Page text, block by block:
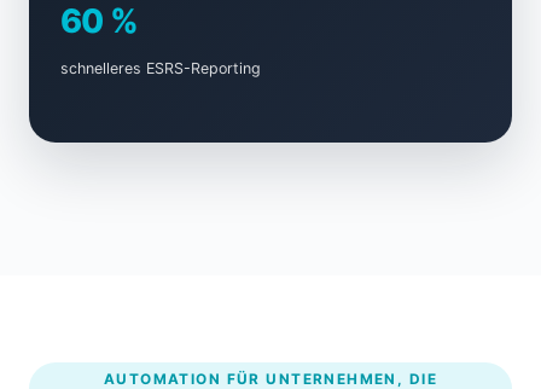
60 %
schnelleres ESRS-Reporting
AUTOMATION FÜR UNTERNEHMEN, DIE